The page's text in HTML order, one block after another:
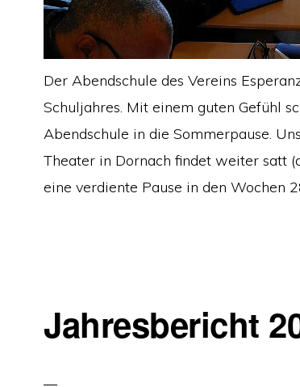
Der Abendschule des Vereins
Schuljahres. Mit einem guten Gefühl
Abendschule in die Sommerpause.
Theater in Dornach findet weiter satt
eine verdiente Pause in den Wochen
Jahresbericht